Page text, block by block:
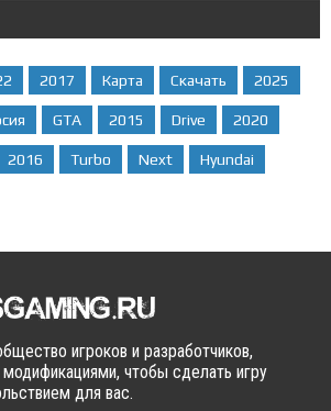
2017 Карта Скачать 2025
GTA 2015 Drive 2020
2016 Turbo Next Hyundai
игроков и разработчиков,
чтобы сделать игру
для вас.